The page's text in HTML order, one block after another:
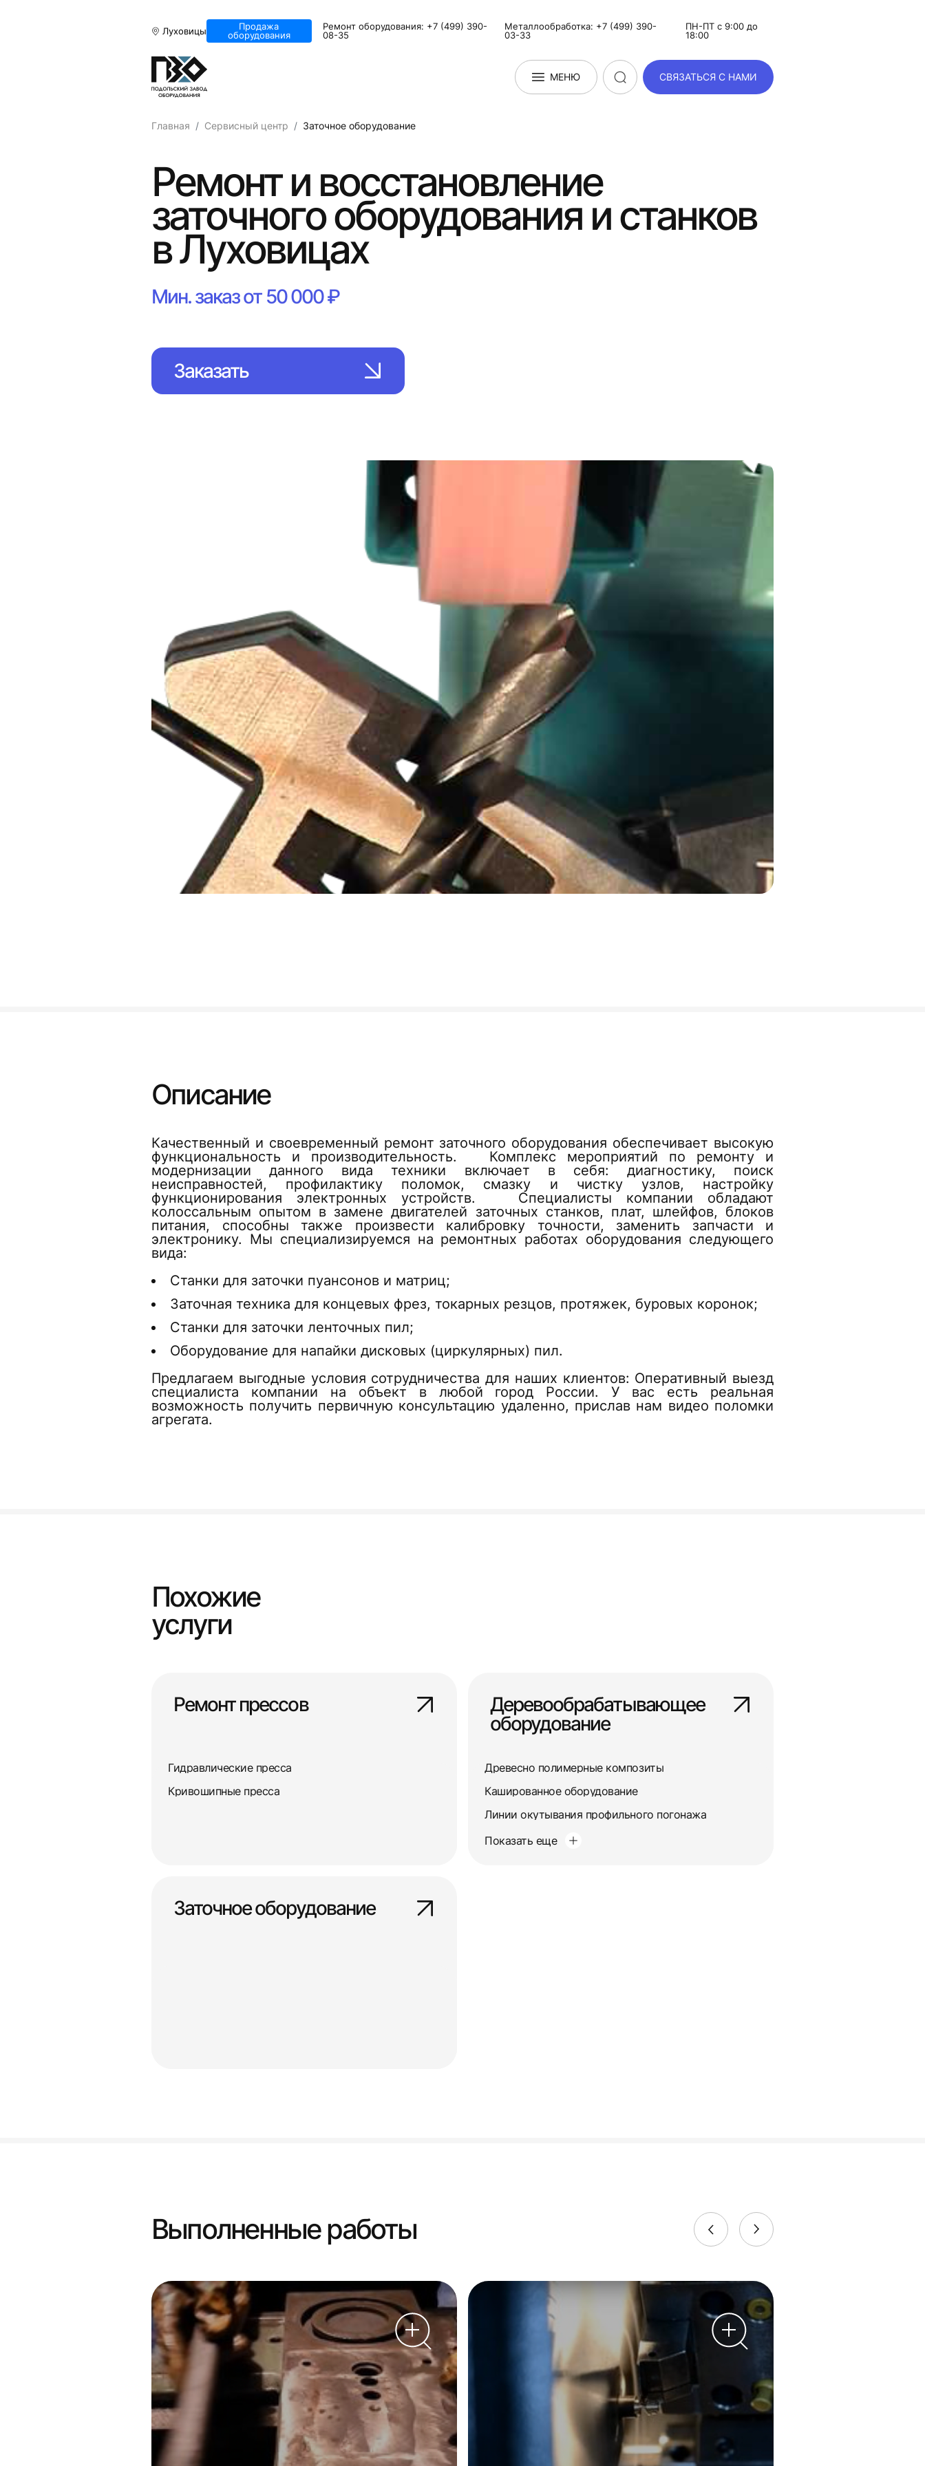
Луховицы
Продажа
оборудования
Ремонт оборудования: +7 (499) 390-
08-35
Металлообработка: +7 (499) 390-
03-33
ПН-ПТ с 9:00 до
18:00
МЕНЮ СВЯЗАТЬСЯ С НАМИ
Главная Сервисный центр Заточное оборудование
Ремонт и восстановление
заточного оборудования и станков
в Луховицах
Мин. заказ от 50 000 ₽
Заказать
Описание
Качественный и своевременный ремонт заточного оборудования обеспечивает высокую
функциональность и производительность. Комплекс мероприятий по ремонту и
модернизации данного вида техники включает в себя: диагностику, поиск
неисправностей, профилактику поломок, смазку и чистку узлов, настройку
функционирования электронных устройств. Специалисты компании обладают
колоссальным опытом в замене двигателей заточных станков, плат, шлейфов, блоков
питания, способны также произвести калибровку точности, заменить запчасти и
электронику. Мы специализируемся на ремонтных работах оборудования следующего
вида:
Станки для заточки пуансонов и матриц;
Заточная техника для концевых фрез, токарных резцов, протяжек, буровых коронок;
Станки для заточки ленточных пил;
Оборудование для напайки дисковых (циркулярных) пил.
Предлагаем выгодные условия сотрудничества для наших клиентов: Оперативный выезд
специалиста компании на объект в любой город России. У вас есть реальная
возможность получить первичную консультацию удаленно, прислав нам видео поломки
агрегата.
Похожие
услуги
Ремонт прессов
Гидравлические пресса
Кривошипные пресса
Деревообрабатывающее
оборудование
Древесно полимерные композиты
Кашированное оборудование
Линии окутывания профильного погонажа
Показать еще
Заточное оборудование
Выполненные работы